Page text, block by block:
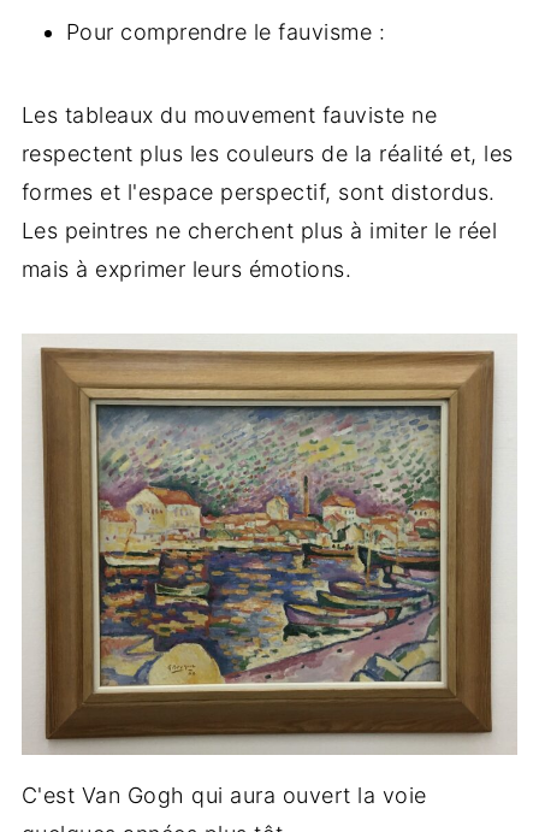
Pour comprendre le fauvisme :
Les tableaux du mouvement fauviste ne
respectent plus les couleurs de la réalité et, les
formes et l'espace perspectif, sont distordus.
Les peintres ne cherchent plus à imiter le réel
mais à exprimer leurs émotions.
C'est Van Gogh qui aura ouvert la voie